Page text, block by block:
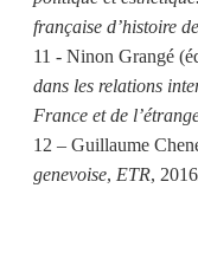
française d’histoire
11 - Ninon Grangé
dans les relations
France et de
12 – Guillaume
genevoise, ETR,